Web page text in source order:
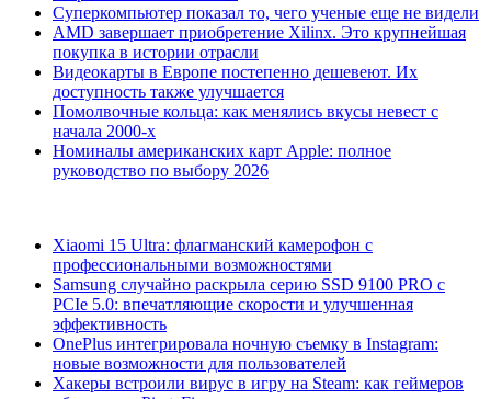
Суперкомпьютер показал то, чего ученые еще не видели
AMD завершает приобретение Xilinx. Это крупнейшая
покупка в истории отрасли
Видеокарты в Европе постепенно дешевеют. Их
доступность также улучшается
Помолвочные кольца: как менялись вкусы невест с
начала 2000-х
Номиналы американских карт Apple: полное
руководство по выбору 2026
Xiaomi 15 Ultra: флагманский камерофон с
профессиональными возможностями
Samsung случайно раскрыла серию SSD 9100 PRO с
PCIe 5.0: впечатляющие скорости и улучшенная
эффективность
OnePlus интегрировала ночную съемку в Instagram:
новые возможности для пользователей
Хакеры встроили вирус в игру на Steam: как геймеров